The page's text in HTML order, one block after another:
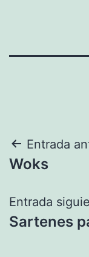
de
Entrada
Woks
Entrada
Sartenes